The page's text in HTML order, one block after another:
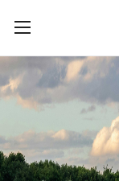
로그인
회원가입
부민병원그룹소개
비전과
부민스토리
이사장소개
부민병원그룹소식
사회공헌
후원안내
병원/
센터